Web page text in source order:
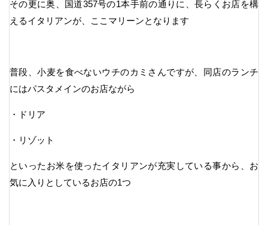
その更に奥、国道357号の1本手前の通りに、長らくお店を構
えるイタリアンが、ここマリーンとなります
普段、小麦を食べないウチのカミさんですが、同店のランチ
にはパスタメインのお店ながら
・ドリア
・リゾット
といったお米を使ったイタリアンが充実している事から、お
気に入りとしているお店の1つ